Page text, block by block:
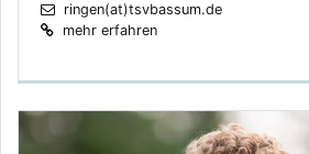
ringen(at)tsvbassum.de
mehr erfahren